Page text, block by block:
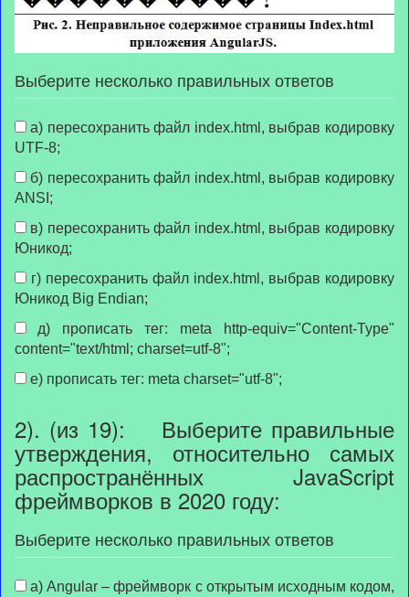
Выберите несколько правильных ответов
UTF-8;
ANSI;
Юникод;
Юникод Big Endian;
content="text/html; charset=utf-8";
е) прописать тег: meta charset="utf-8";
2). (из 19): Выберите правильные
утверждения, относительно самых
распространённых JavaScript
фреймворков в 2020 году:
Выберите несколько правильных ответов